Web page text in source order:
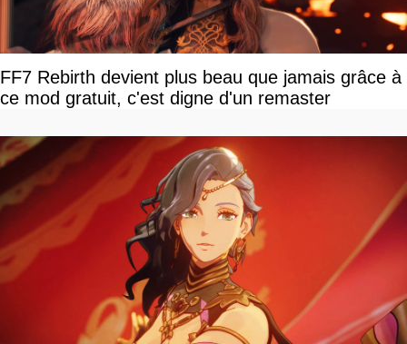
FF7 Rebirth devient plus beau que jamais grâce à
ce mod gratuit, c'est digne d'un remaster